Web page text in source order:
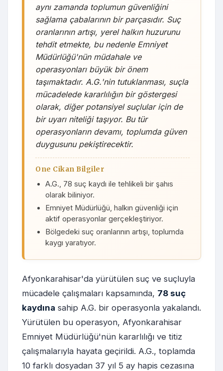
aynı zamanda toplumun güvenliğini
sağlama çabalarının bir parçasıdır. Suç
oranlarının artışı, yerel halkın huzurunu
tehdit etmekte, bu nedenle Emniyet
Müdürlüğü'nün müdahale ve
operasyonları büyük bir önem
taşımaktadır. A.G.'nin tutuklanması, suçla
mücadelede kararlılığın bir göstergesi
olarak, diğer potansiyel suçlular için de
bir uyarı niteliği taşıyor. Bu tür
operasyonların devamı, toplumda güven
duygusunu pekiştirecektir.
One Cikan Bilgiler
A.G., 78 suç kaydı ile tehlikeli bir şahıs
olarak biliniyor.
Emniyet Müdürlüğü, halkın güvenliği için
aktif operasyonlar gerçekleştiriyor.
Bölgedeki suç oranlarının artışı, toplumda
kaygı yaratıyor.
Afyonkarahisar'da yürütülen suç ve suçluyla
mücadele çalışmaları kapsamında, 78 suç
kaydına sahip A.G. bir operasyonla yakalandı.
Yürütülen bu operasyon, Afyonkarahisar
Emniyet Müdürlüğü'nün kararlılığı ve titiz
çalışmalarıyla hayata geçirildi. A.G., toplamda
10 farklı dosyadan 37 yıl 5 ay hapis cezasına